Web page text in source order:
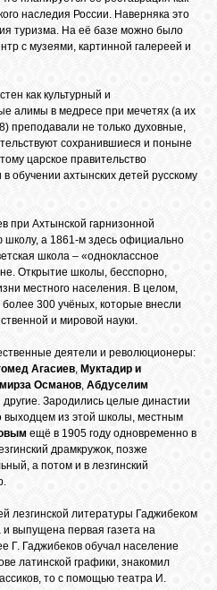
наследия России. Наверняка это
туризма. На её базе можно было
с музеями, картинной галереей и
как культурный и
алимы в медресе при мечетях (а их
преподавали не только духовные,
сохранившиеся и поныне
царское правительство
обучении ахтынских детей русскому
при Ахтынской гарнизонной
школу, а 1861-м здесь официально
школа – «одноклассное
Открытие школы, бесспорно,
местного населения. В целом,
300 учёных, которые внесли
и мировой науки.
деятели и революционеры:
Агасиев Муктадир и
Османов Абдуселим
другие. Зародились целые династии
выходцем из этой школы, местным
ещё в 1905 году одновременно в
драмкружок, позже
а потом и в лезгинский
лезгинской литературы Гаджибеком
выпущена первая газета на
Г. Гаджибеков обучал население
латинской графики, знакомил
то с помощью театра И.